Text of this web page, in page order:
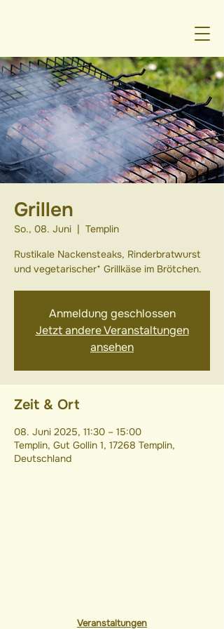
Grillen
So., 08. Juni
  |
Templin
Rustikale Nackensteaks, Rinderbratwurst
und vegetarischer* Grillkäse im Brötchen.
Anmeldung geschlossen
Jetzt andere Veranstaltungen
ansehen
Zeit & Ort
08. Juni 2025, 11:30 – 15:00
Templin, Gut Gollin 1, 17268 Templin,
Deutschland
Veranstaltungen